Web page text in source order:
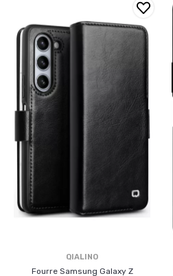
QIALINO
Fourre Samsung Galaxy Z